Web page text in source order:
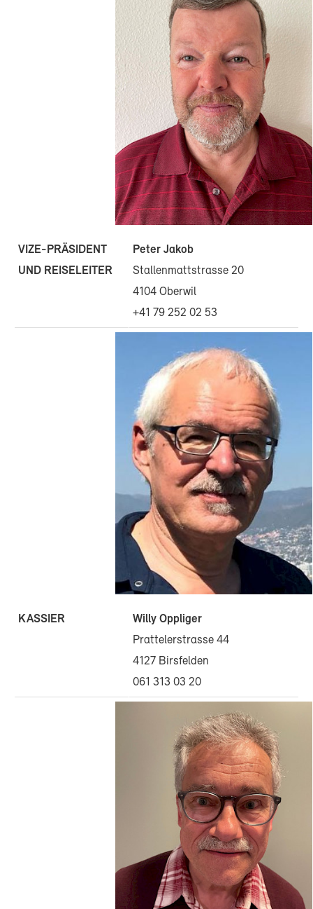
VIZE-PRÄSIDENT
UND REISELEITER
Peter Jakob
Stallenmattstrasse 20
4104 Oberwil
+41 79 252 02 53
KASSIER
Willy Oppliger
Prattelerstrasse 44
4127 Birsfelden
061 313 03 20